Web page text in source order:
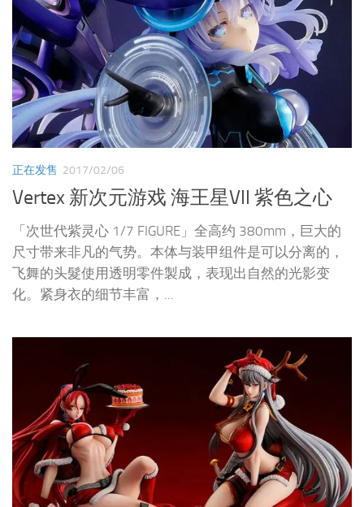
正在发售 2017/02/06
Vertex 新次元游戏 海王星VII 紫色之心
「次世代紫灵心 1/7 FIGURE」全高约 380mm，巨大的
尺寸带来非凡的气势。本体与装甲组件是可以分离的，
飞舞的头髮使用透明零件製成，表现出自然的光影变
化。紧身衣的细节丰富，...